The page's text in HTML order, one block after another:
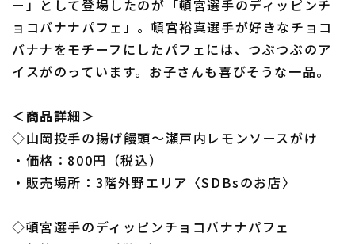
ー」として登場したのが「頓宮選手のディッピンチ
ョコバナナパフェ」。頓宮裕真選手が好きなチョコ
バナナをモチーフにしたパフェには、つぶつぶのア
イスがのっています。お子さんも喜びそうな一品。
＜商品詳細＞
◇山岡投手の揚げ饅頭～瀬戸内レモンソースがけ
・価格：800円（税込）
・販売場所：3階外野エリア〈SDBsのお店〉
◇頓宮選手のディッピンチョコバナナパフェ